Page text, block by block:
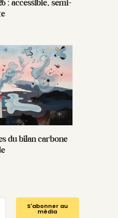
: accessible, semi-
du bilan carbone
S'abonner au
média